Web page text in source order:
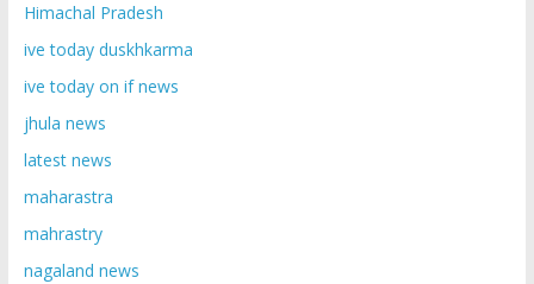
Himachal Pradesh
ive today duskhkarma
ive today on if news
jhula news
latest news
maharastra
mahrastry
nagaland news